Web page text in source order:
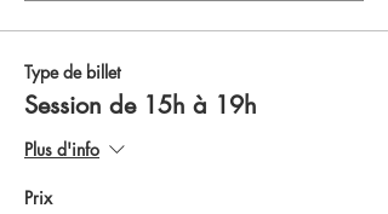
Type de billet
Session de 15h à 19h
Plus d'info
Prix